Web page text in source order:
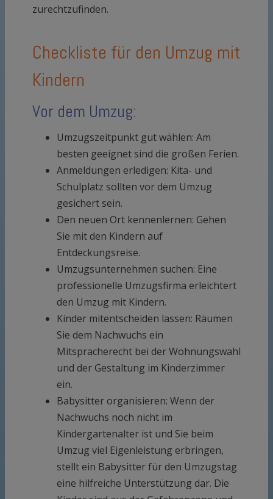
zurechtzufinden.
Checkliste für den Umzug mit
Kindern
Vor dem Umzug:
Umzugszeitpunkt gut wählen: Am
besten geeignet sind die großen Ferien.
Anmeldungen erledigen: Kita- und
Schulplatz sollten vor dem Umzug
gesichert sein.
Den neuen Ort kennenlernen: Gehen
Sie mit den Kindern auf
Entdeckungsreise.
Umzugsunternehmen suchen: Eine
professionelle Umzugsfirma erleichtert
den Umzug mit Kindern.
Kinder mitentscheiden lassen: Räumen
Sie dem Nachwuchs ein
Mitspracherecht bei der Wohnungswahl
und der Gestaltung im Kinderzimmer
ein.
Babysitter organisieren: Wenn der
Nachwuchs noch nicht im
Kindergartenalter ist und Sie beim
Umzug viel Eigenleistung erbringen,
stellt ein Babysitter für den Umzugstag
eine hilfreiche Unterstützung dar. Die